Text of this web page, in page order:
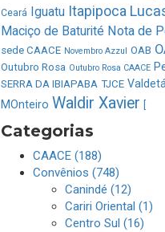
Ceará Iguatu Itapipoca
Maciço de Baturité Nota de
sede CAACE Novembro Azzul OAB
Outubro Rosa Outubro Rosa CAACE
SERRA DA IBIAPABA TJCE
MOnteiro Waldir Xavier
Categorias
CAACE (188)
Convênios (748)
Canindé (12)
Cariri Oriental (1)
Centro Sul (16)